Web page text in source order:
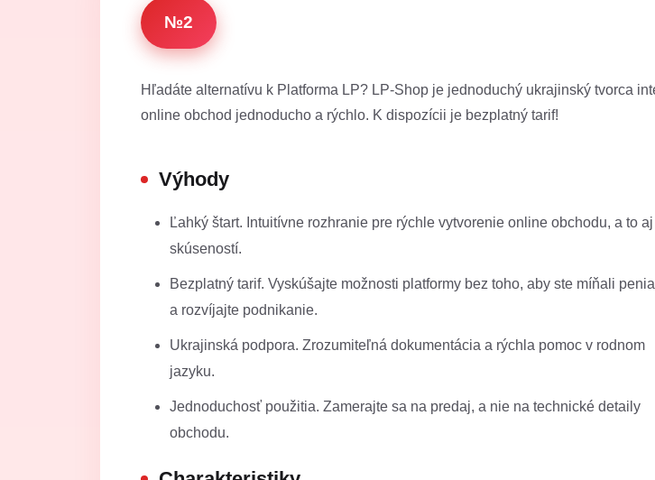
№2
Hľadáte alternatívu k Platforma LP? LP-Shop je jednoduchý ukrajinský tvorca
online obchod jednoducho a rýchlo. K dispozícii je bezplatný tarif!
Výhody
Ľahký štart. Intuitívne rozhranie pre rýchle vytvorenie online obchodu, a to
skúseností.
Bezplatný tarif. Vyskúšajte možnosti platformy bez toho, aby ste míňali
a rozvíjajte podnikanie.
Ukrajinská podpora. Zrozumiteľná dokumentácia a rýchla pomoc v rodnom
jazyku.
Jednoduchosť použitia. Zamerajte sa na predaj, a nie na technické detaily
obchodu.